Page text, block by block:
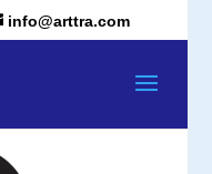
info@arttra.com